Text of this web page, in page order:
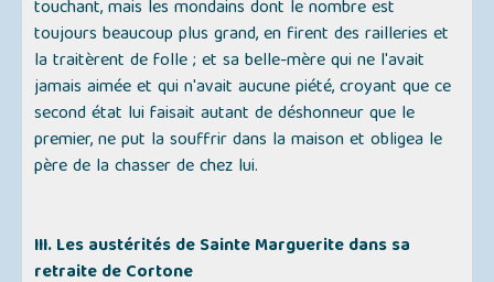
touchant, mais les mondains dont le nombre est
toujours beaucoup plus grand, en firent des railleries et
la traitèrent de folle ; et sa belle-mère qui ne l'avait
jamais aimée et qui n'avait aucune piété, croyant que ce
second état lui faisait autant de déshonneur que le
premier, ne put la souffrir dans la maison et obligea le
père de la chasser de chez lui.
III. Les austérités de Sainte Marguerite dans sa
retraite de Cortone